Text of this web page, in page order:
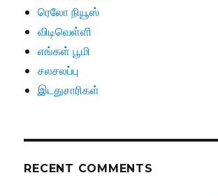
ரெலோ நியூஸ்
விடிவெள்ளி
எங்கள் பூமி
சலசலப்பு
இடதுசாரிகள்
RECENT COMMENTS